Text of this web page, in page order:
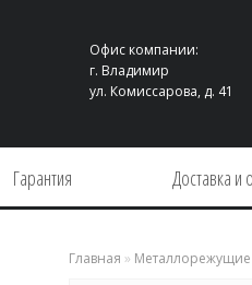
Офис компании:
г. Владимир
ул. Комиссарова, д. 41
Гарантия Доставка и
Главная » Металлорежущие